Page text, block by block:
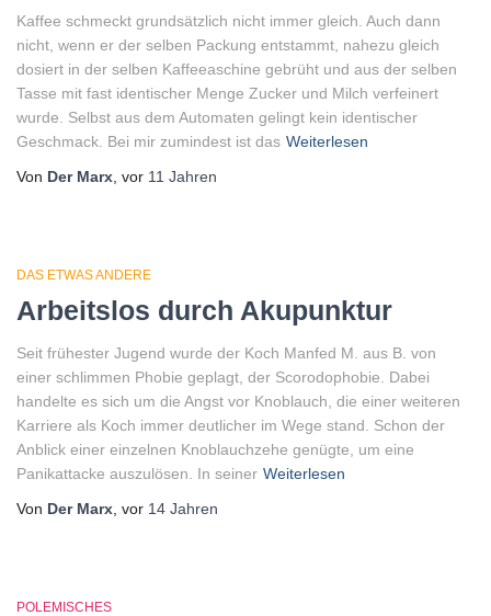
Kaffee schmeckt grundsätzlich nicht immer gleich. Auch dann
nicht, wenn er der selben Packung entstammt, nahezu gleich
dosiert in der selben Kaffeeaschine gebrüht und aus der selben
Tasse mit fast identischer Menge Zucker und Milch verfeinert
wurde. Selbst aus dem Automaten gelingt kein identischer
Geschmack. Bei mir zumindest ist das Weiterlesen
Von Der Marx , vor 11 Jahren
DAS ETWAS ANDERE
Arbeitslos durch Akupunktur
Seit frühester Jugend wurde der Koch Manfed M. aus B. von
einer schlimmen Phobie geplagt, der Scorodophobie. Dabei
handelte es sich um die Angst vor Knoblauch, die einer weiteren
Karriere als Koch immer deutlicher im Wege stand. Schon der
Anblick einer einzelnen Knoblauchzehe genügte, um eine
Panikattacke auszulösen. In seiner Weiterlesen
Von Der Marx , vor 14 Jahren
POLEMISCHES